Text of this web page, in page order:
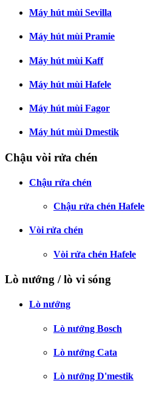
Máy hút mùi Sevilla
Máy hút mùi Pramie
Máy hút mùi Kaff
Máy hút mùi Hafele
Máy hút mùi Fagor
Máy hút mùi Dmestik
Chậu vòi rửa chén
Chậu rửa chén
Chậu rửa chén Hafele
Vòi rửa chén
Vòi rửa chén Hafele
Lò nướng / lò vi sóng
Lò nướng
Lò nướng Bosch
Lò nướng Cata
Lò nướng D'mestik